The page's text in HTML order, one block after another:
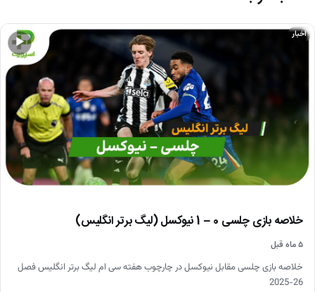
▶
اخبار
خلاصه بازی چلسی 0 – 1 نیوکسل (لیگ برتر انگلیس)
۵ ماه قبل
خلاصه بازی چلسی مقابل نیوکسل در چارچوب هفته سی ام لیگ برتر انگلیس فصل
26-2025